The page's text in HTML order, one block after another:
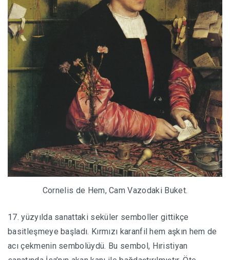
Cornelis de Hem, Cam Vazodaki Buket.
17. yüzyılda sanattaki seküler semboller gittikçe
basitleşmeye başladı. Kırmızı karanfil hem aşkın hem de
acı çekmenin sembolüydü. Bu sembol, Hıristiyan